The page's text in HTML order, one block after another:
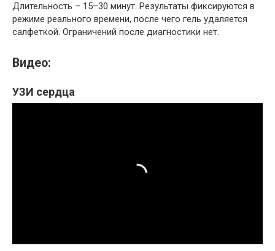
Длительность – 15–30 минут. Результаты фиксируются в
режиме реального времени, после чего гель удаляется
салфеткой. Ограничений после диагностики нет.
Видео:
УЗИ сердца